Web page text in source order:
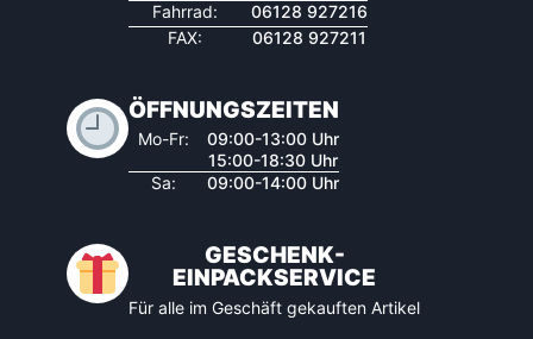
Fahrrad:
06128 927216
FAX:
06128 927211
ÖFFNUNGSZEITEN
Mo-Fr:
09:00-13:00 Uhr
15:00-18:30 Uhr
Sa:
09:00-14:00 Uhr
GESCHENK-
EINPACKSERVICE
Für alle im Geschäft gekauften Artikel